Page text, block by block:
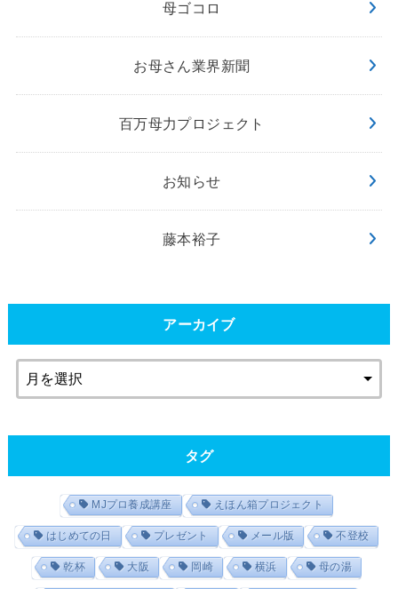
母ゴコロ
お母さん業界新聞
百万母力プロジェクト
お知らせ
藤本裕子
アーカイブ
タグ
MJプロ養成講座 えほん箱プロジェクト
はじめての日 プレゼント メール版 不登校
乾杯 大阪 岡崎 横浜 母の湯